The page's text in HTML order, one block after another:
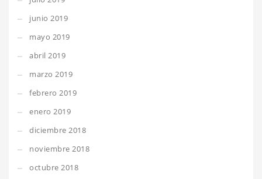
junio 2019
mayo 2019
abril 2019
marzo 2019
febrero 2019
enero 2019
diciembre 2018
noviembre 2018
octubre 2018